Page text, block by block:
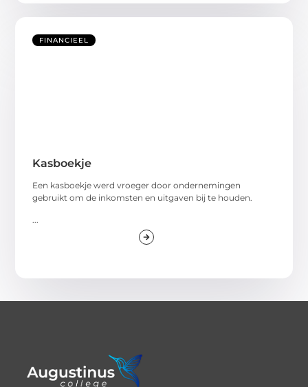
FINANCIEEL
Kasboekje
Een kasboekje werd vroeger door ondernemingen
gebruikt om de inkomsten en uitgaven bij te houden.
...